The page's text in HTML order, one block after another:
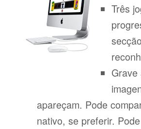
Três
apareçam. Pode
nativo, se preferir.